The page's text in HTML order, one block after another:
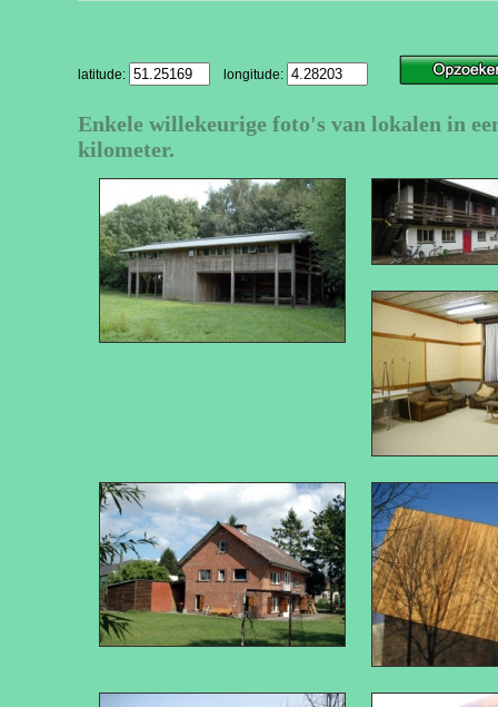
latitude: longitude:
Enkele willekeurige foto's van lokalen in
kilometer.